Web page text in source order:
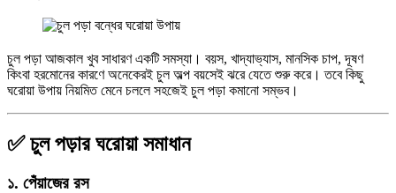
চুল পড়া আজকাল খুব সাধারণ একটি সমস্যা। বয়স, খাদ্যাভ্যাস, মানসিক চাপ, দূষণ
কিংবা হরমোনের কারণে অনেকেরই চুল অল্প বয়সেই ঝরে যেতে শুরু করে। তবে কিছু
ঘরোয়া উপায় নিয়মিত মেনে চললে সহজেই চুল পড়া কমানো সম্ভব।
✅ চুল পড়ার ঘরোয়া সমাধান
১. পেঁয়াজের রস